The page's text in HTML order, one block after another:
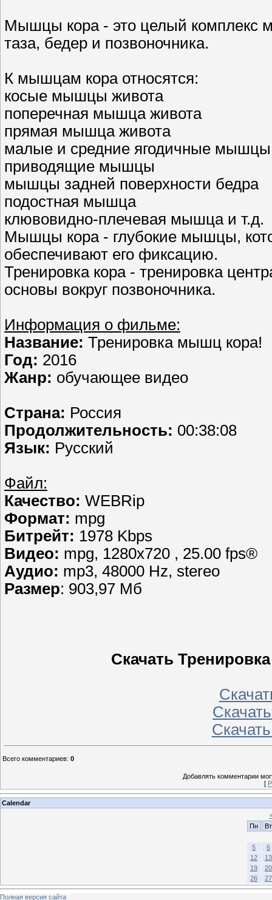
Мышцы кора - это целый комплекс
таза, бедер и позвоночника.
К мышцам кора относятся:
косые мышцы живота
поперечная мышца живота
прямая мышца живота
малые и средние ягодичные мышцы
приводящие мышцы
мышцы задней поверхности бедра
подостная мышца
клювовидно-плечевая мышца и т.д.
Мышцы кора - глубокие мышцы,
обеспечивают его фиксацию.
Тренировка кора - тренировка
основы вокруг позвоночника.
Информация о фильме:
Название: Тренировка мышц кора!
Год: 2016
Жанр: обучающее видео
Страна: Россия
Продолжительность: 00:38:08
Язык: Русский
Файл:
Качество: WEBRip
Формат: mpg
Битрейт: 1978 Kbps
Видео: mpg, 1280х720 , 25.00 fps®
Аудио: mp3, 48000 Hz, stereo
Размер: 903,97 Мб
Скачать
Всего комментариев: 0
Добавлять комментарии
[
Calendar
Пн
Вт
5
6
12
13
19
20
26
27
Полная версия сайта